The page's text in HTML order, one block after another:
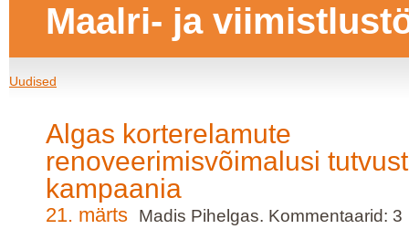
Maalri- ja
Uudised
Algas korterelamute
renoveerimisvõimalusi
kampaania
21. märts Madis Pihelgas. Kommentaarid: 3